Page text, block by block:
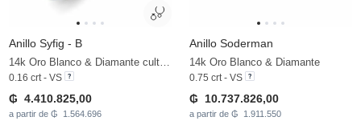
Anillo Syfig - B
14k Oro Blanco & Diamante cultivado en laboratorio
0.16 crt - VS
₲ 4.410.825,00
a partir de ₲ 1.564.696
Anillo Soderman
14k Oro Blanco & Diamante
0.75 crt - VS
₲ 10.737.826,00
a partir de ₲ 1.911.550